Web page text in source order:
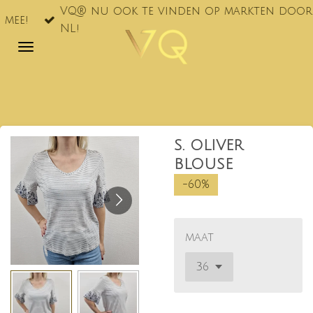
Ga
naar
VQ® nu ook te vinden op markten door
S. OLIVER
BLOUSE
-60%
maat